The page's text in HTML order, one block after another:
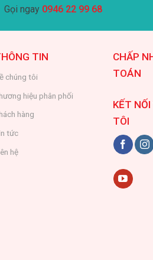
Gọi ngay 0946 22 99 68
TIN
chúng tôi
hiệu phân phối
hàng
tức
hệ
CHẤP
TOÁN
KẾT NỐI
TÔI